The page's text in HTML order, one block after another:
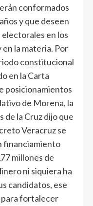
conformados
y que deseen
en los
la materia. Por
constitucional
en la Carta
posicionamientos
de Morena, la
de la Cruz dijo que
Veracruz se
financiamiento
millones de
ni siquiera ha
candidatos, ese
para fortalecer